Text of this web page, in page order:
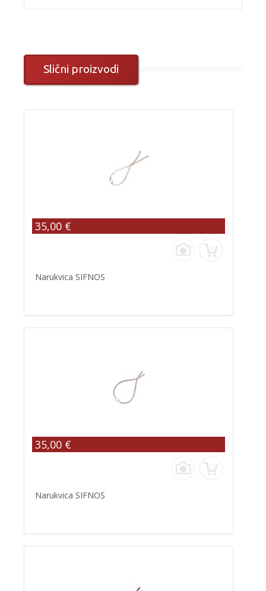
Slični proizvodi
35,00 €
Narukvica SIFNOS
35,00 €
Narukvica SIFNOS